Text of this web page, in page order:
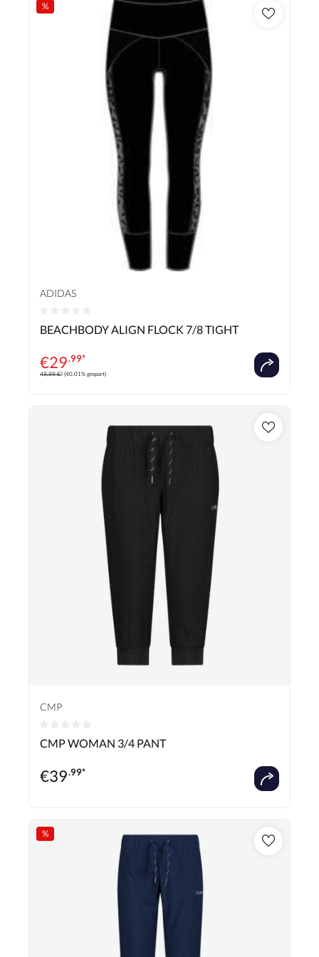
%
ADIDAS
Durchschnittliche Bewertung von 0 von 5 Sternen
BEACHBODY ALIGN FLOCK 7/8 TIGHT
€29.99*
49,99 €* (40.01% gespart)
CMP
Durchschnittliche Bewertung von 0 von 5 Sternen
CMP WOMAN 3/4 PANT
€39.99*
%